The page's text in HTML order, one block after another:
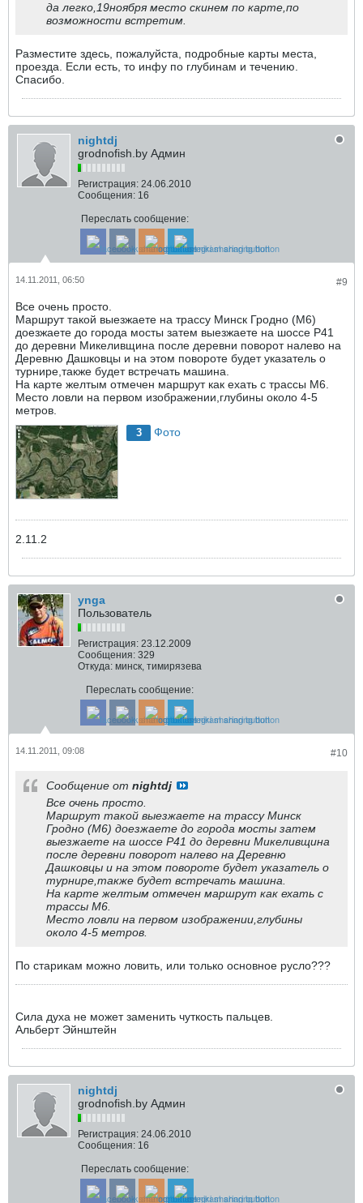
да легко,19ноября место скинем по карте,по
возможности встретим.
Разместите здесь, пожалуйста, подробные карты места,
проезда. Если есть, то инфу по глубинам и течению.
Спасибо.
nightdj
grodnofish.by Админ
Регистрация: 24.06.2010
Сообщения: 16
Переслать сообщение:
#9
14.11.2011, 06:50
Все очень просто.
Маршрут такой выезжаете на трассу Минск Гродно (M6)
доезжаете до города мосты затем выезжаете на шоссе P41
до деревни Микеливщина после деревни поворот налево на
Деревню Дашковцы и на этом повороте будет указатель о
турнире,также будет встречать машина.
На карте желтым отмечен маршрут как ехать с трассы M6.
Место ловли на первом изображении,глубины около 4-5
метров.
3 Фото
2.11.2
ynga
Пользователь
Регистрация: 23.12.2009
Сообщения: 329
Откуда: минск, тимирязева
Переслать сообщение:
#10
14.11.2011, 09:08
Сообщение от nightdj
Все очень просто.
Маршрут такой выезжаете на трассу Минск
Гродно (M6) доезжаете до города мосты затем
выезжаете на шоссе P41 до деревни Микеливщина
после деревни поворот налево на Деревню
Дашковцы и на этом повороте будет указатель о
турнире,также будет встречать машина.
На карте желтым отмечен маршрут как ехать с
трассы M6.
Место ловли на первом изображении,глубины
около 4-5 метров.
По старикам можно ловить, или только основное русло???
Сила духа не может заменить чуткость пальцев.
Альберт Эйнштейн
nightdj
grodnofish.by Админ
Регистрация: 24.06.2010
Сообщения: 16
Переслать сообщение: